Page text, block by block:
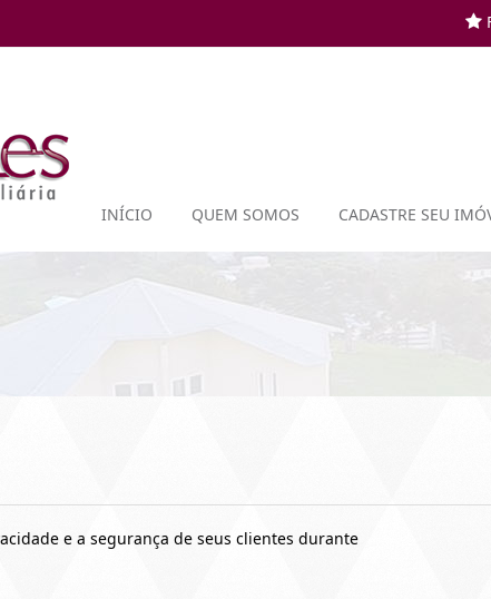
INÍCIO QUEM SOMOS CADASTRE SEU
e a segurança de seus clientes durante